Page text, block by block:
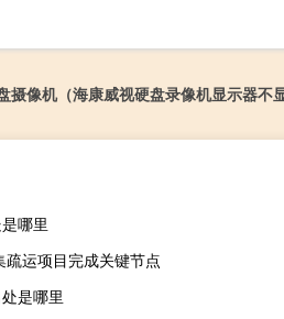
摄像机（海康威视硬盘录像机显示器不
哪里
运项目完成关键节点
是哪里